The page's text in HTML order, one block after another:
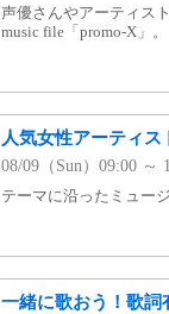
声優さんやアーティス
music file「promo-X」
人気女性アーティ
08/09（Sun）09:00 ～
テーマに沿ったミュー
一緒に歌おう！歌